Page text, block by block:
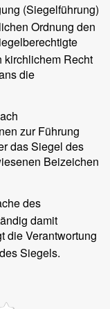
(Siegelführung)
Ordnung den
kirchlichem Recht
die
zur Führung
das Siegel des
Beizeichen
des
damit
die Verantwortung
Siegels.